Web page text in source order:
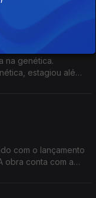
na genética.
estagiou além-
com o lançamento
obra conta com a